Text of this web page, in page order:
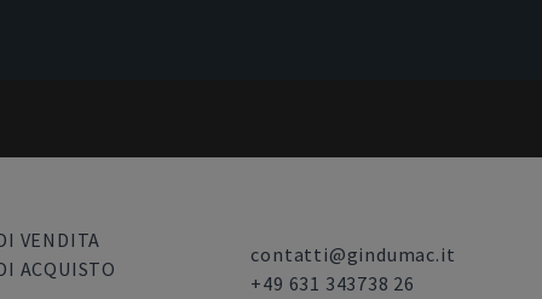
VENDITA
ACQUISTO
contatti@gindumac.it
+49 631 343738 26